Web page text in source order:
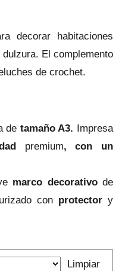
decorar habitaciones
El complemento
de crochet.
de tamaño A3. Impresa
premium, con un
marco decorativode
con protector y
Limpiar